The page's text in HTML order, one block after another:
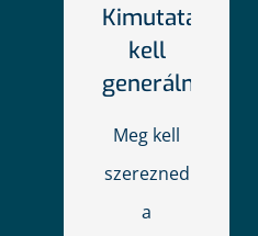
Kimutatást
kell
generálnod
Meg kell
szerezned
a